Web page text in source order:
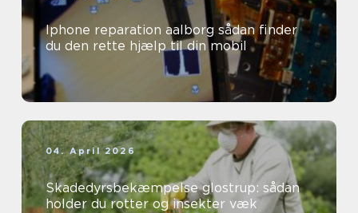
Iphone reparation aalborg sådan finder
du den rette hjælp til din mobil
04. April 2026
Skadedyrsbekæmpelse glostrup: sådan
holder du rotter og insekter væk